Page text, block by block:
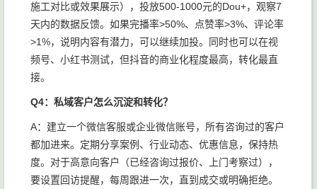
施工对比或效果展示），投放500-1000元的Dou+，观察7
天内的数据反馈。如果完播率>50%、点赞率>3%、评论率
>1%，说明内容有潜力，可以继续加投。同时也可以在视
频号、小红书测试，但抖音的商业化程度最高，转化最直
接。
Q4：私域客户怎么沉淀和转化？
A：建立一个微信客服或企业微信账号，所有咨询过的客户
都加进来。定期分享案例、行业动态、优惠信息，保持热
度。对于高意向客户（已经咨询过报价、上门考察过），
要设置回访提醒，每周跟进一次，直到成交或明确拒绝。